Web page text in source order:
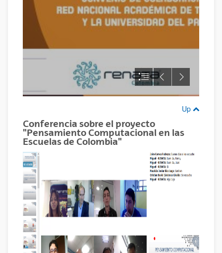
Up
Conferencia sobre el proyecto
"Pensamiento Computacional en las
Escuelas de Colombia"